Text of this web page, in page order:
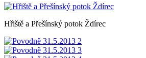
Hřiště a Přešínský potok Ždírec